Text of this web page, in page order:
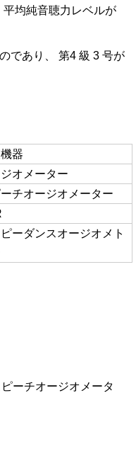
均純音聴力レベルが
であり、 第4 級 3 号が
器
オメーター
チオージオメーター
ーダンスオージオメト
ピーチオージオメータ